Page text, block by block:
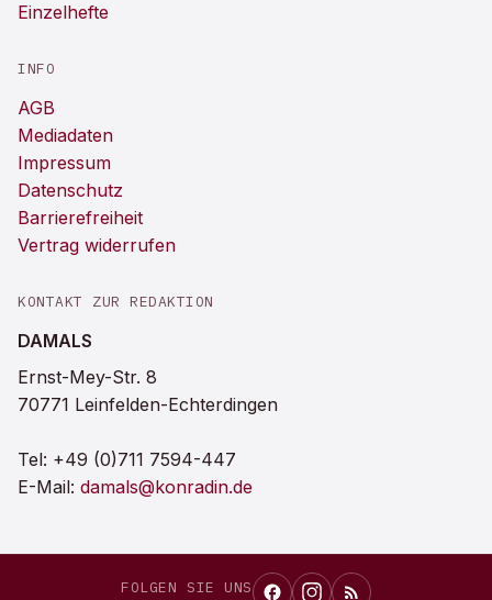
Einzelhefte
INFO
AGB
Mediadaten
Impressum
Datenschutz
Barrierefreiheit
Vertrag widerrufen
KONTAKT ZUR REDAKTION
DAMALS
Ernst-Mey-Str. 8
70771 Leinfelden-Echterdingen
Tel: +49 (0)711 7594-447
E-Mail: damals@konradin.de
FOLGEN SIE UNS